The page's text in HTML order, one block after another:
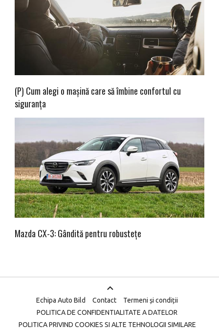
(P) Cum alegi o mașină care să îmbine confortul cu
siguranța
Mazda CX-3: Gândită pentru robustețe
Echipa Auto Bild Contact
Termeni și condiții
POLITICA DE CONFIDENTIALITATE A DATELOR
POLITICA PRIVIND COOKIES SI ALTE TEHNOLOGII SIMILARE